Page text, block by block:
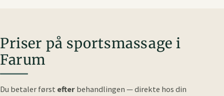
Priser på sportsmassage i
Farum
Du betaler først efter behandlingen — direkte hos din